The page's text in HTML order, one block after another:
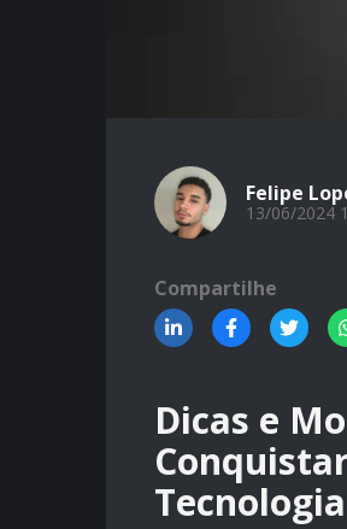
Felipe
13/06/2024
Compartilhe
Dicas e